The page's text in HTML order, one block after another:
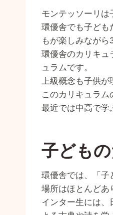
モンテッソーリは
環優舎でも子ども
もが楽しみながら
環優舎のカリキュ
ュラムです。
上級概念も子供が
このカリキュラム
最近では中高で学
子ども
環優舎では、「子
場所はほとんどあ
インター生には